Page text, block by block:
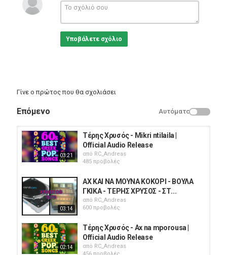
Υποβάλετε σχόλιο
Γίνε ο πρώτος που θα σχολιάσει
Επόμενο Αυτόματο
03:21
Τέρης Χρυσός - Mikri ntilaila |
Official Audio Release
από RC_Andreas
485 προβολές
03:14
ΑΧ ΚΑΙ ΝΑ ΜΟΥΝΑ ΚΟΚΟΡΙ - ΒΟΥΛΑ
ΓΚΙΚΑ - ΤΕΡΗΣ ΧΡΥΣΟΣ - ΣΤ...
από RC_Andreas
600 προβολές
02:14
Τέρης Χρυσός - Ax na mporousa |
Official Audio Release
από RC_Andreas
456 προβολές